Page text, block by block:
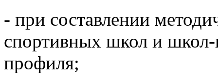
- при составлении
спортивных школ и школ-
профиля;